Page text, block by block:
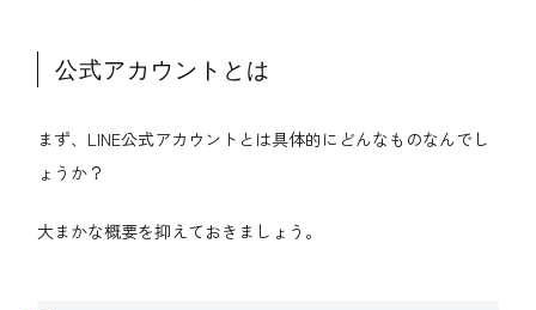
公式アカウントとは
まず、LINE公式アカウントとは具体的にどんなものなんでし
ょうか？
大まかな概要を抑えておきましょう。